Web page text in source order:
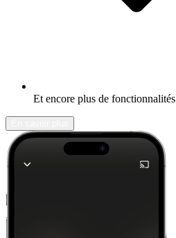
Et encore plus de fonctionnalités